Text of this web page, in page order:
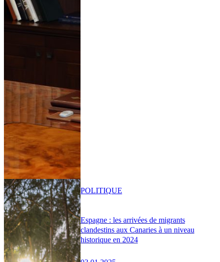
Espagne : les arrivées de migrants
clandestins aux Canaries à un niveau
historique en 2024
POLITIQUE